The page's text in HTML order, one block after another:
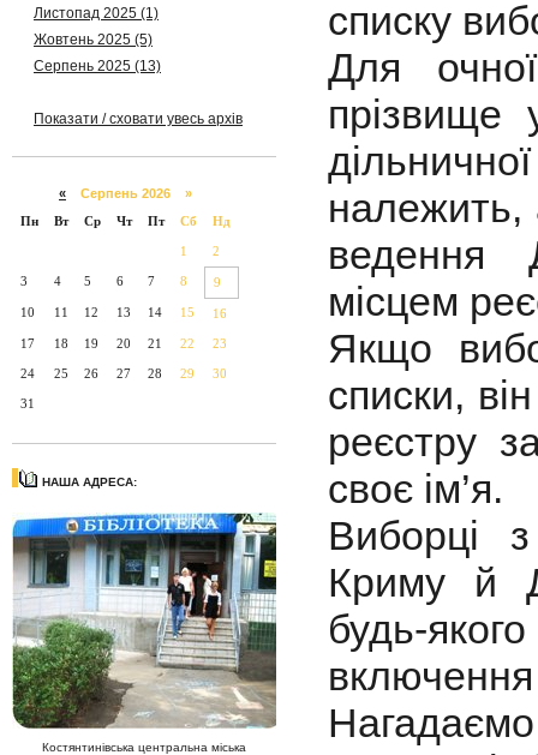
Листопад 2025 (1)
Жовтень 2025 (5)
Серпень 2025 (13)
Показати / сховати увесь архів
« Серпень 2026 »
Пн
Вт Ср Чт Пт Сб Нд
1 2
3 4 5 6 7 8 9
10 11 12 13 14 15 16
17 18 19 20 21 22 23
24 25 26 27 28 29 30
31
НАША АДРЕСА:
Костянтинівська центральна міська
списку
Для
прізвище
належить,
ведення
місцем
Якщо
списки,
реєстру
своє ім’я.
Виборці
Криму й
будь-